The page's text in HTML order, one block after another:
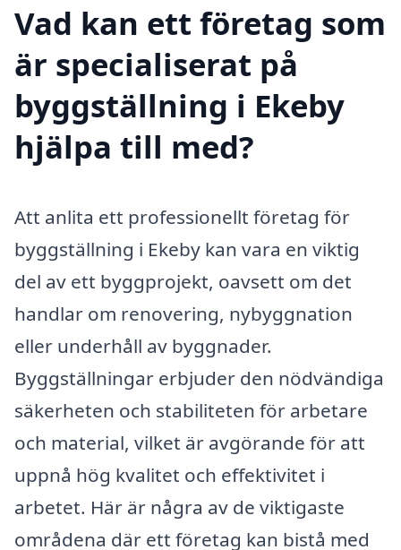
Vad kan ett företag som
är specialiserat på
byggställning i Ekeby
hjälpa till med?
Att anlita ett professionellt företag för
byggställning i Ekeby kan vara en viktig
del av ett byggprojekt, oavsett om det
handlar om renovering, nybyggnation
eller underhåll av byggnader.
Byggställningar erbjuder den nödvändiga
säkerheten och stabiliteten för arbetare
och material, vilket är avgörande för att
uppnå hög kvalitet och effektivitet i
arbetet. Här är några av de viktigaste
områdena där ett företag kan bistå med